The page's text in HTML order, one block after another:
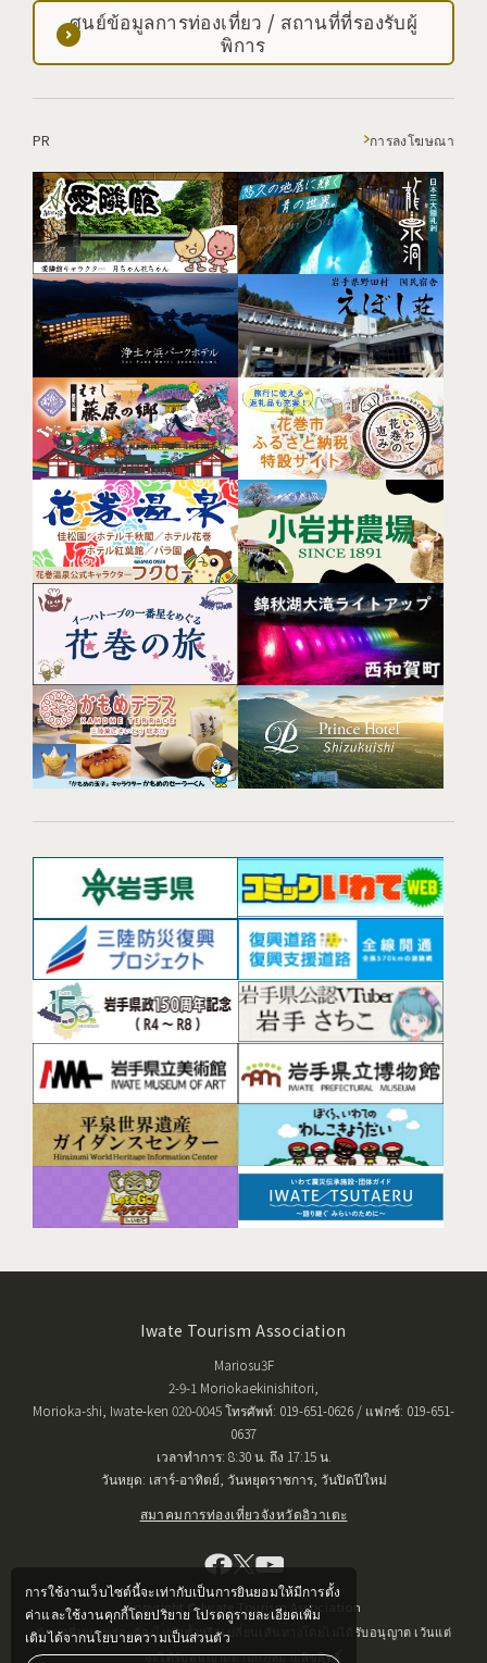
การใช้งานเว็บไซต์นี้จะเท่ากับเป็นการยินยอมให้มีการตั้ง
ค่าและใช้งานคุกกี้โดยปริยาย โปรดดูรายละเอียดเพิ่ม
เติมได้จากนโยบายความเป็นส่วนตัว
ศูนย์ข้อมูลการท่องเที่ยว / สถานที่ที่รองรับผู้
พิการ
PR การลงโฆษณา
Iwate Tourism Association
Mariosu3F
2-9-1 Moriokaekinishitori,
Morioka-shi, Iwate-ken 020-0045 โทรศัพท์: 019-651-0626 / แฟกซ์: 019-651-
0637
เวลาทำการ: 8:30 น. ถึง 17:15 น.
วันหยุด: เสาร์-อาทิตย์, วันหยุดราชการ, วันปิดปีใหม่
สมาคมการท่องเที่ยวจังหวัดอิวาเตะ
Copyright © Iwate Tourism Association
ข้อมูลที่เผยแพร่จะต้องไม่ทำซ้ำหรือเปลี่ยนเส้นทางโดยไม่ได้รับอนุญาต เว้นแต่
จะได้รับอนุญาตตามกฎหมายลิขสิทธิ์